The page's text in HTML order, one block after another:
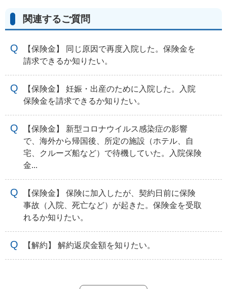
関連するご質問
【保険金】 同じ原因で再度入院した。保険金を
請求できるか知りたい。
【保険金】 妊娠・出産のために入院した。入院
保険金を請求できるか知りたい。
【保険金】 新型コロナウイルス感染症の影響
で、海外から帰国後、所定の施設（ホテル、自
宅、クルーズ船など）で待機していた。入院保険
金...
【保険金】 保険に加入したが、契約日前に保険
事故（入院、死亡など）が起きた。保険金を受取
れるか知りたい。
【解約】 解約返戻金額を知りたい。